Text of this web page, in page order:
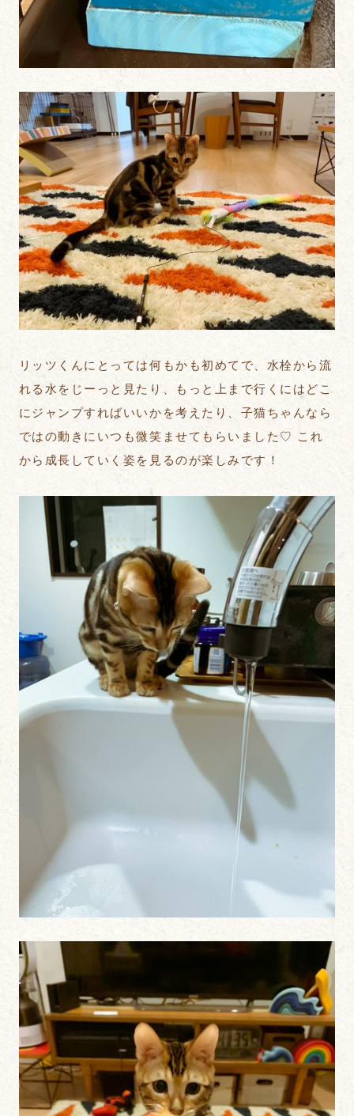
リッツくんにとっては何もかも初めてで、水栓から流
れる水をじーっと見たり、もっと上まで行くにはどこ
にジャンプすればいいかを考えたり、子猫ちゃんなら
ではの動きにいつも微笑ませてもらいました♡ これ
から成長していく姿を見るのが楽しみです！